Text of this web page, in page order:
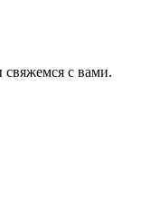
с вами.